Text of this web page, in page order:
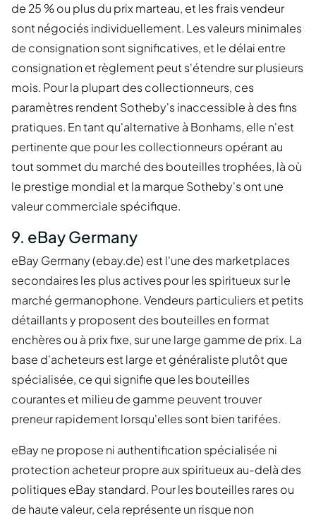
de 25 % ou plus du prix marteau, et les frais vendeur
sont négociés individuellement. Les valeurs minimales
de consignation sont significatives, et le délai entre
consignation et règlement peut s'étendre sur plusieurs
mois. Pour la plupart des collectionneurs, ces
paramètres rendent Sotheby's inaccessible à des fins
pratiques. En tant qu'alternative à Bonhams, elle n'est
pertinente que pour les collectionneurs opérant au
tout sommet du marché des bouteilles trophées, là où
le prestige mondial et la marque Sotheby's ont une
valeur commerciale spécifique.
9. eBay Germany
eBay Germany (ebay.de) est l'une des marketplaces
secondaires les plus actives pour les spiritueux sur le
marché germanophone. Vendeurs particuliers et petits
détaillants y proposent des bouteilles en format
enchères ou à prix fixe, sur une large gamme de prix. La
base d'acheteurs est large et généraliste plutôt que
spécialisée, ce qui signifie que les bouteilles
courantes et milieu de gamme peuvent trouver
preneur rapidement lorsqu'elles sont bien tarifées.
eBay ne propose ni authentification spécialisée ni
protection acheteur propre aux spiritueux au-delà des
politiques eBay standard. Pour les bouteilles rares ou
de haute valeur, cela représente un risque non